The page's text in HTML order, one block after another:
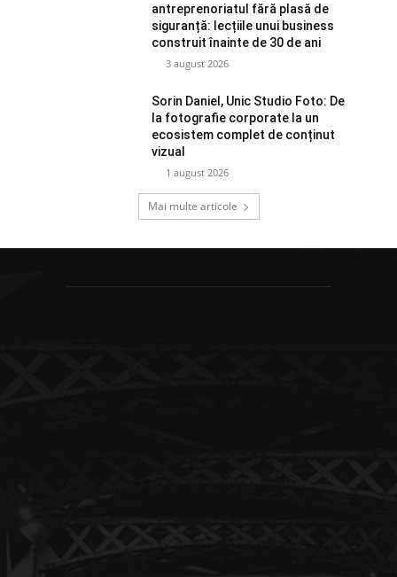
antreprenoriatul fără plasă de
siguranță: lecțiile unui business
construit înainte de 30 de ani
3 august 2026
Sorin Daniel, Unic Studio Foto: De
la fotografie corporate la un
ecosistem complet de conținut
vizual
1 august 2026
Mai multe articole